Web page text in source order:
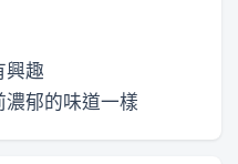
興趣
郁的味道一樣